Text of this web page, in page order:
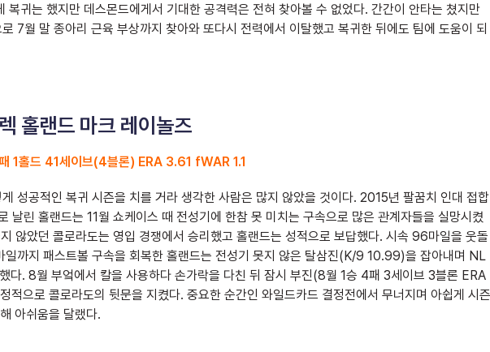
복귀는 했지만 데스몬드에게서 기대한 공격력은 전혀 찾아볼 수 없었다. 간간이 안타는 쳤지만
7월 말 종아리 근육 부상까지 찾아와 또다시 전력에서 이탈했고 복귀한 뒤에도 팀에 도움이 되
홀랜드 마크 레이놀즈
1홀드 41세이브(4블론) ERA 3.61 fWAR 1.1
성공적인 복귀 시즌을 치를 거라 생각한 사람은 많지 않았을 것이다. 2015년 팔꿈치 인대 접합
날린 홀랜드는 11월 쇼케이스 때 전성기에 한참 못 미치는 구속으로 많은 관계자들을 실망시켰
않았던 콜로라도는 영입 경쟁에서 승리했고 홀랜드는 성적으로 보답했다. 시속 96마일을 웃돌
일까지 패스트볼 구속을 회복한 홀랜드는 전성기 못지 않은 탈삼진(K/9 10.99)을 잡아내며 NL
다. 8월 부엌에서 칼을 사용하다 손가락을 다친 뒤 잠시 부진(8월 1승 4패 3세이브 3블론 ERA
적으로 콜로라도의 뒷문을 지켰다. 중요한 순간인 와일드카드 결정전에서 무너지며 아쉽게 시즌
아쉬움을 달랬다.